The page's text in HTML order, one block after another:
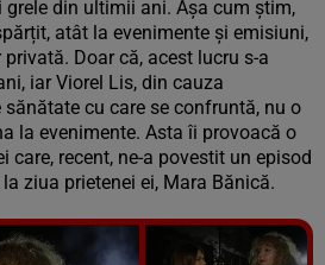
din ultimii ani. Așa cum știm,
atât la evenimente și emisiuni,
Doar că, acest lucru s-a
iar Viorel Lis, din cauza
cu care se confruntă, nu o
la evenimente. Asta îi provoacă o
care, recent, ne-a povestit un episod
ziua prietenei ei, Mara Bănică.